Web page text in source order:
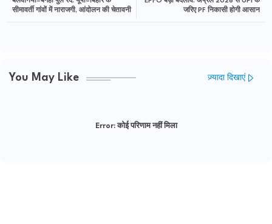
जरिए PF निकासी होगी आसान
सीमावर्ती गांवों में नाराजगी, आंदोलन की चेतावनी
You May Like ज़्यादा दिखाएं
Error:कोई परिणाम नहीं मिला